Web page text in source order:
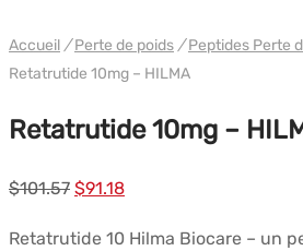
Accueil / Perte de poids / Peptides Perte
Retatrutide 10mg – HILMA
Retatrutide 10mg –
$101.57 Le
$91.18Le
Retatrutide 10 Hilma Biocare – un